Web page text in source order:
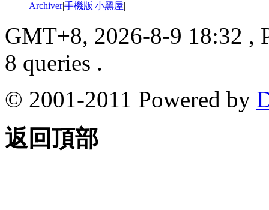
Archiver|手機版|小黑屋|
GMT+8, 2026-8-9 18:32 ,
8 queries .
© 2001-2011 Powered by
返回頂部